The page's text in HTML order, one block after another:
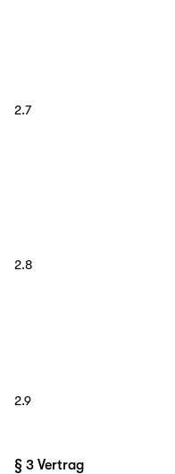
2.7
2.8
2.9
§ 3 Vertrag